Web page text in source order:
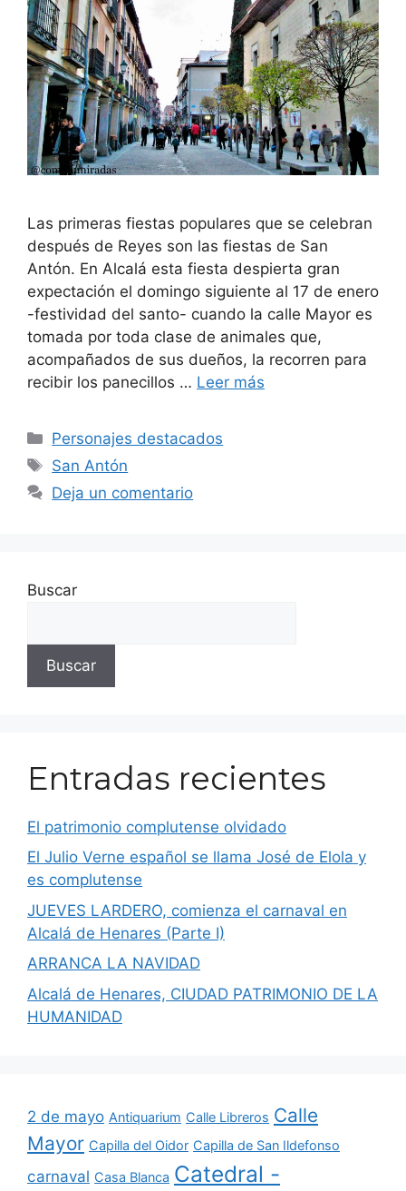
Las primeras fiestas populares que se celebran
después de Reyes son las fiestas de San
Antón. En Alcalá esta fiesta despierta gran
expectación el domingo siguiente al 17 de enero
-festividad del santo- cuando la calle Mayor es
tomada por toda clase de animales que,
acompañados de sus dueños, la recorren para
recibir los panecillos … Leer más
Categorías
Personajes destacados
Etiquetas
San Antón
Deja un comentario
Buscar
Buscar
Entradas recientes
El patrimonio complutense olvidado
El Julio Verne español se llama José de Elola y
es complutense
JUEVES LARDERO, comienza el carnaval en
Alcalá de Henares (Parte I)
ARRANCA LA NAVIDAD
Alcalá de Henares, CIUDAD PATRIMONIO DE LA
HUMANIDAD
2 de mayo Antiquarium Calle Libreros Calle
Mayor Capilla del Oidor Capilla de San Ildefonso
carnaval Casa Blanca Catedral -